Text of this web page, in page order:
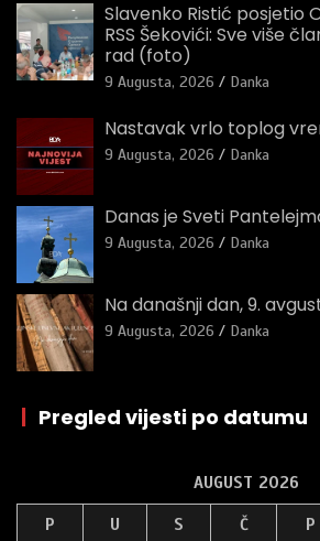
Slavenko Ristić posjetio
RSS Šekovići: Sve više
rad (foto)
9 Augusta, 2026 Danka
Nastavak vrlo toplog
9 Augusta, 2026 Danka
Danas je Sveti
9 Augusta, 2026 Danka
Na današnji dan, 9.
9 Augusta, 2026 Danka
| Pregled vijesti po datumu
AUGUST 2026
P U S Č P